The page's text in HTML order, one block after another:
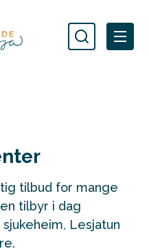
tilbud for mange
tilbyr i dag
Lesjatun